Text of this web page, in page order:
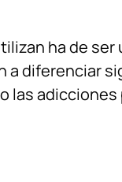
ha de ser
a diferenciar
las